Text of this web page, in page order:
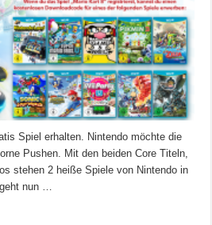
Spiel erhalten. Nintendo möchte die
Pushen. Mit den beiden Core Titeln,
stehen 2 heiße Spiele von Nintendo in
nun …